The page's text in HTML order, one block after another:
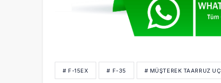
# F-15EX # F-35 # MÜŞTEREK TAARRUZ